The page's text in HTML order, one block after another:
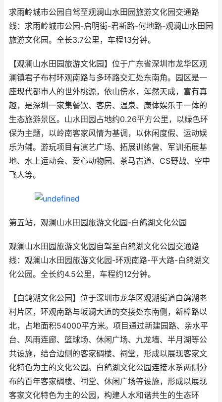
求雨岭城市公园自驾至观澜山水田园旅游文化园交通路
线：求雨岭城市公园-启明街-君新路-何地路-观澜山水田园
旅游文化园。全长3.7公里，车程13分钟。
【观澜山水田园旅游文化园】位于广东省深圳市龙华区观
澜镇君子布村环观南路与多环路交汇处东南角。园区是一
座现代都市人的世外桃源，依山傍水，浑然天成，富有真
趣，是深圳一家集餐饮、客房、温泉、康体娱乐于一体的
生态旅游景区。山水田园占地约0.26平方公里，以绿色环
保为主题，以岭南客家风情为基调，以休闲度假、运动娱
乐为辅。游玩项目有演艺广场、拓展训练营、军训拓展基
地、水上运动会、爱心动物园、茶马古道、CS野战、空中
飞人等。
第五站，观澜山水田园旅游文化园-白鸽湖文化公园
观澜山水田园旅游文化园自驾至白鸽湖文化公园交通路
线：观澜山水田园旅游文化园-环观南路-平大路-白鸽湖文
化公园。全长约4.5公里，车程约12分钟。
【白鸽湖文化公园】位于深圳市龙华区观湖街道白鸽湖老
村片区，环观南路与坂澜大道的交接处东南侧，新樟路以
北，占地面积54000平方米。项目通过新建园路、亲水平
台、风雨连廊、篮球场、休闲广场、九龙墙、半月湖等公
共设施，结合边侧的客家碉楼、祠堂，形成以展现客家文
化特色为主的文化公园。白鸽湖文化公园连接水系两侧分
布的百年客家碉楼、祠堂、休闲广场等设施，形成以展现
客家文化特色为主的公园，构建人水和谐共生的生态环